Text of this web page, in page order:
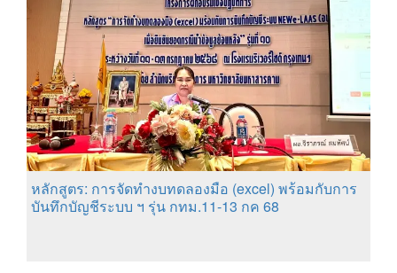
หลักสูตร: การจัดทำงบทดลองมือ (excel) พร้อมกับการ
บันทึกบัญชีระบบ ฯ รุ่น กทม.11-13 กค 68